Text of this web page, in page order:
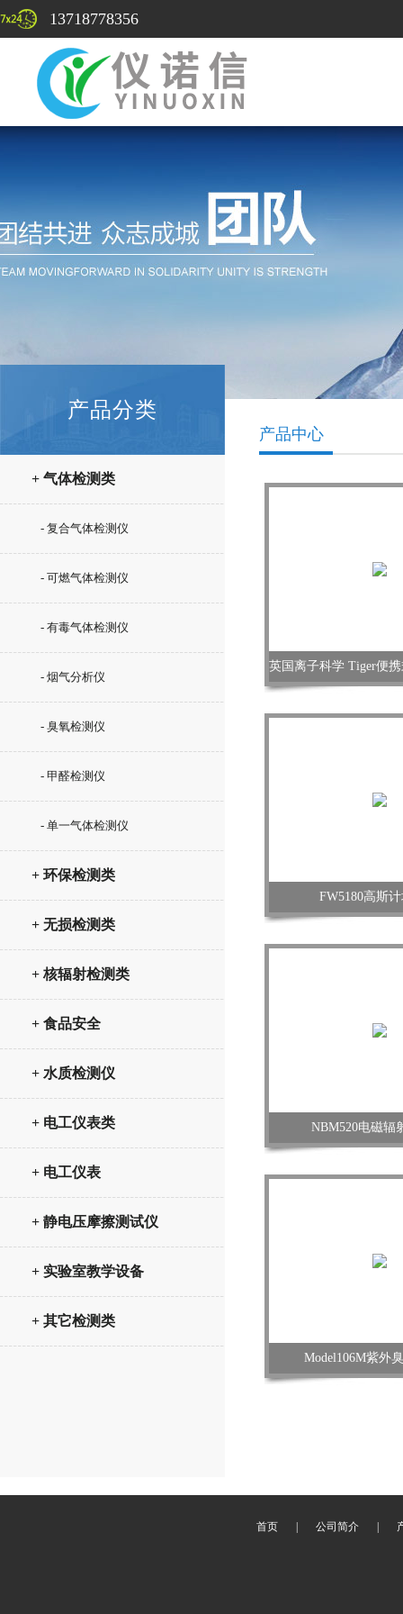
13718778356
产品分类
+ 气体检测类
- 复合气体检测仪
- 可燃气体检测仪
- 有毒气体检测仪
- 烟气分析仪
- 臭氧检测仪
- 甲醛检测仪
- 单一气体检测仪
+ 环保检测类
+ 无损检测类
+ 核辐射检测类
+ 食品安全
+ 水质检测仪
+ 电工仪表类
+ 电工仪表
+ 静电压摩擦测试仪
+ 实验室教学设备
+ 其它检测类
产品中心
FW5180高斯
NBM520电磁辐
Model106M紫外
首页 公司简介